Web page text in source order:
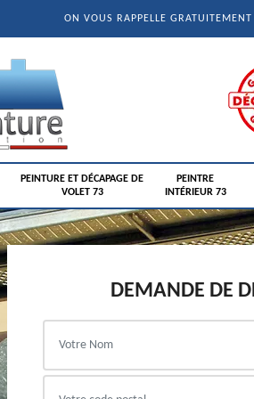
ON VOUS RAPPELLE GRATUITEMENT
PEINTURE ET DÉCAPAGE DE
VOLET 73
PEINTRE
INTÉRIEUR 73
DEMANDE DE